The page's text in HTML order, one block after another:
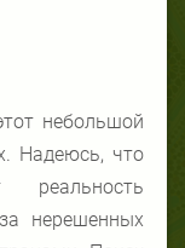
небольшой
Надеюсь, что
реальность
нерешенных